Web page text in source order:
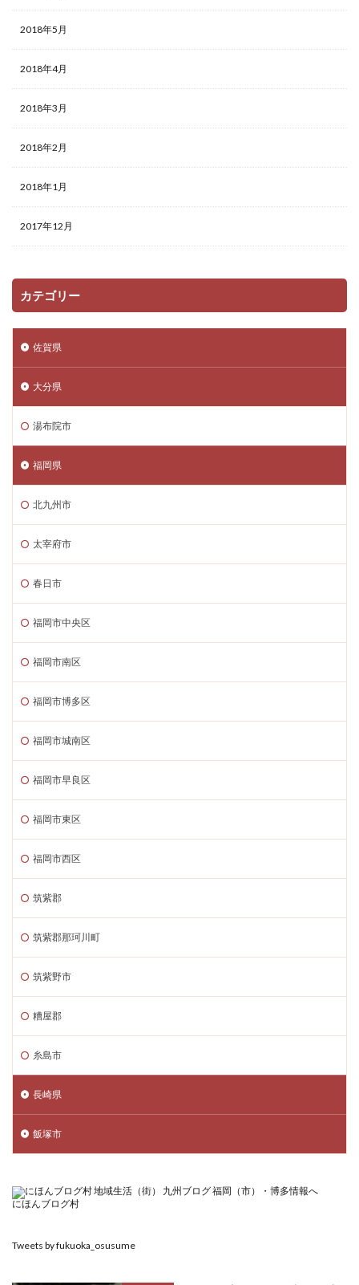
2018年5月
2018年4月
2018年3月
2018年2月
2018年1月
2017年12月
カテゴリー
佐賀県
大分県
湯布院市
福岡県
北九州市
太宰府市
春日市
福岡市中央区
福岡市南区
福岡市博多区
福岡市城南区
福岡市早良区
福岡市東区
福岡市西区
筑紫郡
筑紫郡那珂川町
筑紫野市
糟屋郡
糸島市
長崎県
飯塚市
にほんブログ村
Tweets by fukuoka_osusume